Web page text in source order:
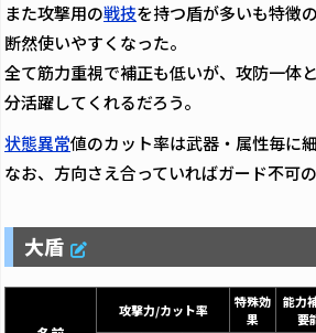
また攻撃用の戦技を持つ盾が多いも特徴
断然使いやすくなった。
全て筋力重視で補正も低いが、攻防一体
分活躍してくれるだろう。
状態異常値のカット率は武器・属性毎に
なお、方向さえ合っていればガード不可
大盾
攻撃力/カット率
特殊効
果
能力
要